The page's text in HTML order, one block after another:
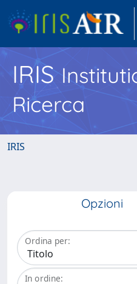
IRIS
Ricerca
IRIS
Opzioni
Ordina per:
In ordine: